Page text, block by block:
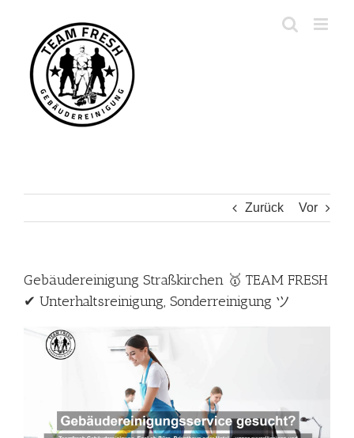
springen
Zurück Vor
Gebäudereinigung Straßkirchen 🥇 TEAM FRESH
✔ Unterhaltsreinigung, Sonderreinigung ツ